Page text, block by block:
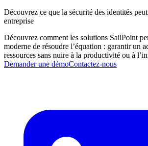
Découvrez ce que la sécurité des identités
entreprise
Découvrez comment les solutions SailPoint
moderne de résoudre l’équation : garantir un
ressources sans nuire à la productivité ou à
Demander une démoContactez-nous